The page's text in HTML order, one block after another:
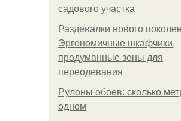
садового участка
Раздевалки нового
Эргономичные шкафчики,
продуманные зоны для
переодевания
Рулоны обоев: сколько
одном